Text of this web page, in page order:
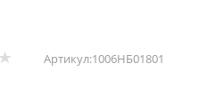
Артикул:1006НБ01801